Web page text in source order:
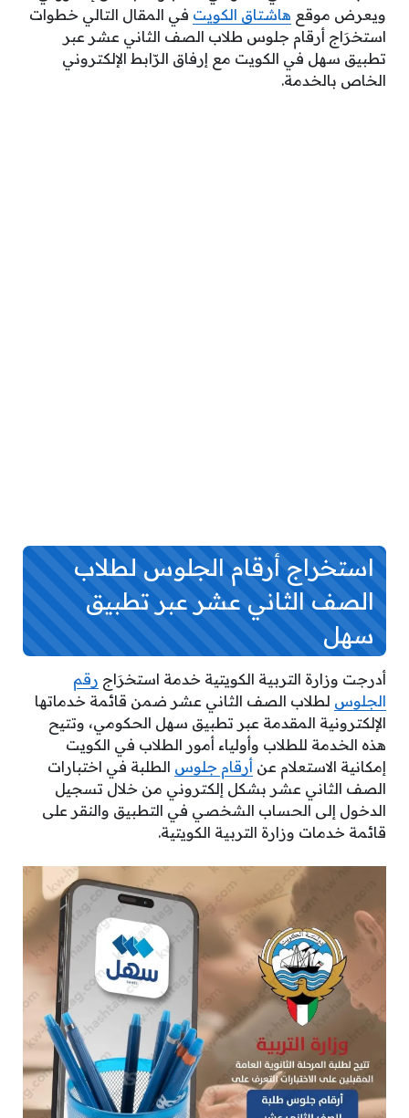
ويعرض موقع هاشتاق الكويت في المقال التالي خطوات
استخرَاج أرقام جلوس طلاب الصف الثاني عشر عبر
تطبيق سهل في الكويت مع إرفاق الرّابط الإلكتروني
الخاص بالخدمة.
استخراج أرقام الجلوس لطلاب
الصف الثاني عشر عبر تطبيق
سهل
أدرجت وزارة التربية الكويتية خدمة استخرَاج رقم
الجلوس لطلاب الصف الثاني عشر ضمن قائمة خدماتها
الإلكترونية المقدمة عبر تطبيق سهل الحكومي، وتتيح
هذه الخدمة للطلاب وأولياء أمور الطلاب في الكويت
إمكانية الاستعلام عن أرقام جلوس الطلبة في اختبارات
الصف الثاني عشر بشكل إلكتروني من خلال تسجيل
الدخول إلى الحساب الشخصي في التطبيق والنقر على
قائمة خدمات وزارة التربية الكويتية.